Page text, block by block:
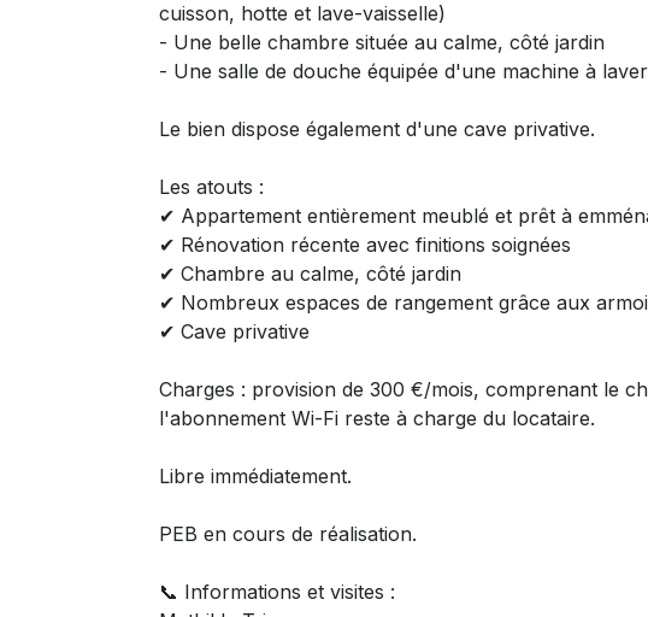
cuisson, hotte et lave-vaisselle)
- Une belle chambre située au calme, côté jardin
- Une salle de douche équipée d'une machine à laver
Le bien dispose également d'une cave privative.
Les atouts :
✔ Appartement entièrement meublé et prêt à
✔ Rénovation récente avec finitions soignées
✔ Chambre au calme, côté jardin
✔ Nombreux espaces de rangement grâce aux
✔ Cave privative
Charges : provision de 300 €/mois, comprenant le
l'abonnement Wi-Fi reste à charge du locataire.
Libre immédiatement.
PEB en cours de réalisation.
📞 Informations et visites :